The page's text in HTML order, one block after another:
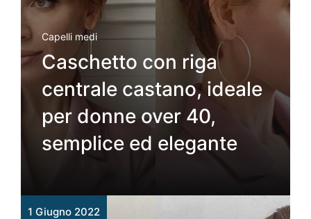
Capelli medi
Caschetto con riga
centrale castano, ideale
per donne over 40,
semplice ed elegante
1 Giugno 2022